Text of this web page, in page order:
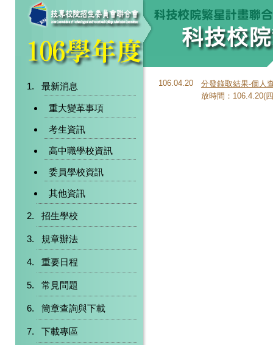
最新消息
重大變革事項
考生資訊
高中職學校資訊
委員學校資訊
其他資訊
招生學校
規章辦法
重要日程
常見問題
簡章查詢與下載
下載專區
106.04.20
分發錄取結果-個人
放時間：106.4.20(